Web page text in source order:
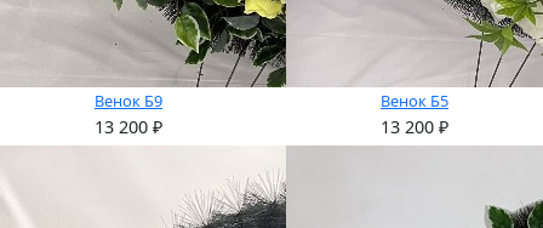
Венок Б9
13 200 ₽
Венок Б5
13 200 ₽